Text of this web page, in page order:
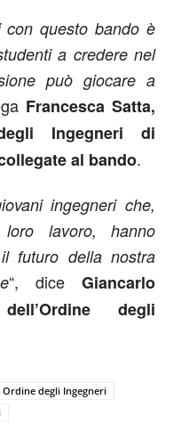
con questo bando è
a credere nel
può giocare a
Francesca Satta,
Ingegneri di
al bando.
ingegneri che,
lavoro, hanno
futuro della nostra
“, dice Giancarlo
degli
Ordine degli Ingegneri